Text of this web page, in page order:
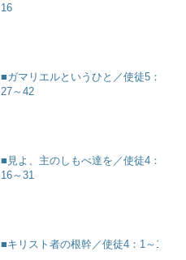
16
■ガマリエルというひと／使徒5：
27～42
■見よ、主のしもべ達を／使徒4：
16～31
■キリスト者の根幹／使徒4：1～12